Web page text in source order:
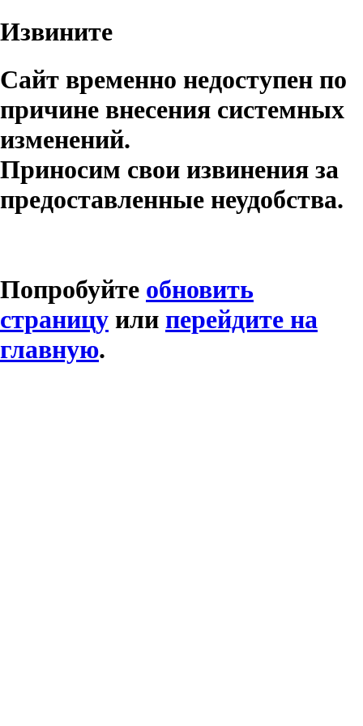
Извините
Сайт временно недоступен по
причине внесения системных
изменений.
Приносим свои извинения за
предоставленные неудобства.
Попробуйте обновить
страницу или перейдите на
главную.